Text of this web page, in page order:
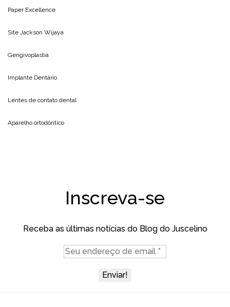
Paper Excellence
Site Jackson Wijaya
Gengivoplastia
Implante Dentário
Lentes de contato dental
Aparelho ortodôntico
Inscreva-se
Receba as últimas notícias do Blog do Juscelino